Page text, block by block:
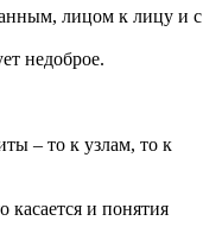
лицом к лицу и с
недоброе.
– то к узлам, то к
касается и понятия